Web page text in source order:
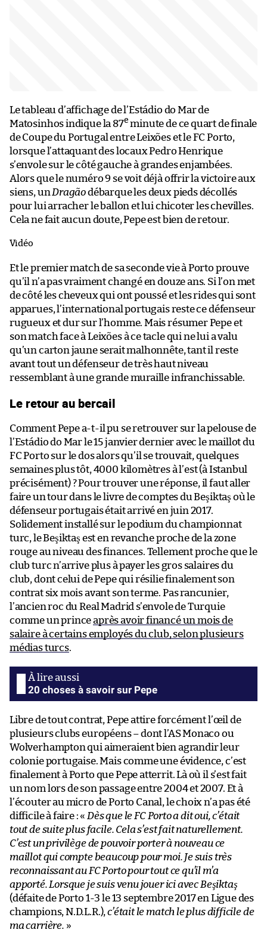
Le tableau d’affichage de l’Estádio do Mar de
Matosinhos indique la 87e minute de ce quart de finale
de Coupe du Portugal entre Leixões et le FC Porto,
lorsque l’attaquant des locaux Pedro Henrique
s’envole sur le côté gauche à grandes enjambées.
Alors que le numéro 9 se voit déjà offrir la victoire aux
siens, unDragãodébarque les deux pieds décollés
pour lui arracher le ballon et lui chicoter les chevilles.
Cela ne fait aucun doute, Pepe est bien de retour.
Vidéo
Et le premier match de sa seconde vie à Porto prouve
qu’il n’a pas vraiment changé en douze ans. Si l’on met
de côté les cheveux qui ont poussé et les rides qui sont
apparues, l’international portugais reste ce défenseur
rugueux et dur sur l’homme. Mais résumer Pepe et
son match face à Leixões à ce tacle qui ne lui a valu
qu’un carton jaune serait malhonnête, tant il reste
avant tout un défenseur de très haut niveau
ressemblant à une grande muraille infranchissable.
Le retour au bercail
Comment Pepe a-t-il pu se retrouver sur la pelouse de
l’Estádio do Mar le 15 janvier dernier avec le maillot du
FC Porto sur le dos alors qu’il se trouvait, quelques
semaines plus tôt, 4000 kilomètres à l’est (à Istanbul
précisément) ? Pour trouver une réponse, il faut aller
faire un tour dans le livre de comptes du Beşiktaş où le
défenseur portugais était arrivé en juin 2017.
Solidement installé sur le podium du championnat
turc, le Beşiktaş est en revanche proche de la zone
rouge au niveau des finances. Tellement proche que le
club turc n’arrive plus à payer les gros salaires du
club, dont celui de Pepe qui résilie finalement son
contrat six mois avant son terme. Pas rancunier,
l’ancien roc du Real Madrid s’envole de Turquie
comme un princeaprès avoir financé un mois de
salaire à certains employés du club, selon plusieurs
médias turcs.
20 choses à savoir sur Pepe
Libre de tout contrat, Pepe attire forcément l’œil de
plusieurs clubs européens – dont l’AS Monaco ou
Wolverhampton qui aimeraient bien agrandir leur
colonie portugaise. Mais comme une évidence, c’est
finalement à Porto que Pepe atterrit. Là où il s’est fait
un nom lors de son passage entre 2004 et 2007. Et à
l’écouter au micro de Porto Canal, le choix n’a pas été
difficile à faire : «Dès que le FC Porto a dit oui, c’était
tout de suite plus facile. Cela s’est fait naturellement.
C’est un privilège de pouvoir porter à nouveau ce
maillot qui compte beaucoup pour moi. Je suis très
reconnaissant au FC Porto pour tout ce qu’il m’a
apporté. Lorsque je suis venu jouer ici avec Beşiktaş
(défaite de Porto 1-3 le 13 septembre 2017 en Ligue des
champions, N.D.L.R.),c’était le match le plus difficile de
ma carrière. »